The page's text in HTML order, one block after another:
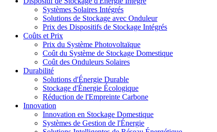
Systèmes Solaires Intégrés
Solutions de Stockage avec Onduleur
Prix des Dispositifs de Stockage Intégrés
Coûts et Prix
Prix du Système Photovoltaïque
Coût du Système de Stockage Domestique
Coût des Onduleurs Solaires
Durabilité
Solutions d'Énergie Durable
Stockage d'Énergie Écologique
Réduction de l'Empreinte Carbone
Innovation
Innovation en Stockage Domestique
Systèmes de Gestion de l'Énergie